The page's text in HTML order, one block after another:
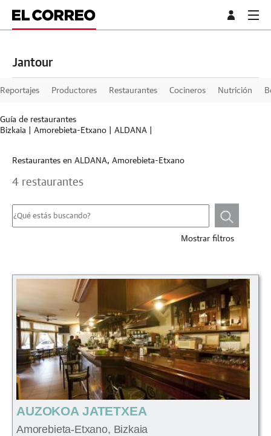
Jantour
Reportajes Productores Restaurantes Cocineros Nutrición
Guía de restaurantes
Bizkaia
Amorebieta-Etxano ALDANA
Restaurantes en ALDANA, Amorebieta-Etxano
4 restaurantes
Mostrar filtros
AUZOKOA JATETXEA
Amorebieta-Etxano, Bizkaia